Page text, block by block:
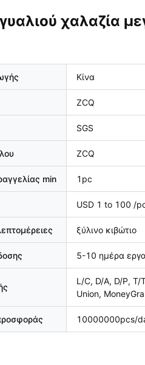
χαλαζία
Κίνα
ZCQ
SGS
ZCQ
min 1pc
USD 1 to 100 /
ξύλινο κιβώτιο
5-10 ημέρα
L/C, D/A, D/P, T/
Union,
10000000pcs/